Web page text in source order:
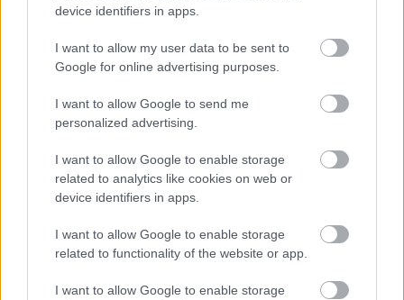
device identifiers in apps.
I want to allow my user data to be sent to
Google for online advertising purposes.
I want to allow Google to send me
personalized advertising.
I want to allow Google to enable storage
related to analytics like cookies on web or
device identifiers in apps.
I want to allow Google to enable storage
related to functionality of the website or app.
I want to allow Google to enable storage
MAQUILLAJE
PELUQUERÍA
Set / Packs
UÑAS